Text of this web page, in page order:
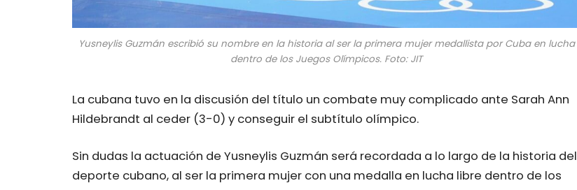
Yusneylis Guzmán escribió su nombre en la historia al ser la primera mujer medallista por Cuba en lucha
dentro de los Juegos Olímpicos. Foto: JIT
La cubana tuvo en la discusión del título un combate muy complicado ante Sarah Ann
Hildebrandt al ceder (3-0) y conseguir el subtítulo olímpico.
Sin dudas la actuación de Yusneylis Guzmán será recordada a lo largo de la historia del
deporte cubano, al ser la primera mujer con una medalla en lucha libre dentro de los